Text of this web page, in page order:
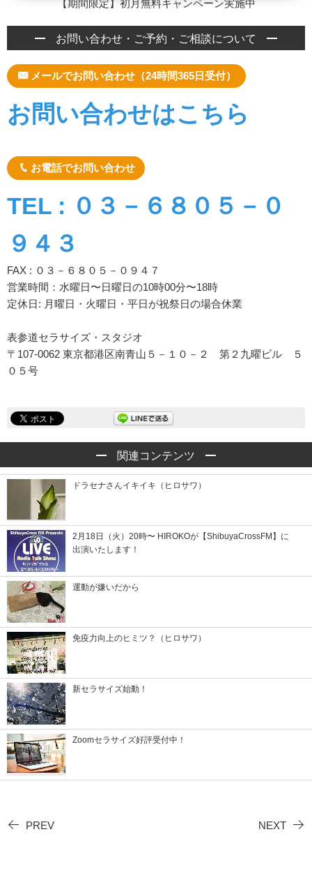
【期間限定】初月無料キャンペーン実施中
お問い合わせ・ご予約・ご相談について
メールでお問い合わせ（24時間365日受付）
お問い合わせはこちら
お電話でお問い合わせ
TEL : ０３－６８０５－０
９４３
FAX : ０３－６８０５－０９４７
営業時間：水曜日〜日曜日の10時00分〜18時
定休日: 月曜日・火曜日・平日が祝祭日の場合休業
表参道セラサイズ・スタジオ
〒107-0062 東京都港区南青山５－１０－２ 第２九曜ビル ５
０５号
関連コンテンツ
ドラセナさんイキイキ（ヒロサワ）
2月18日（火）20時〜 HIROKOが【ShibuyaCrossFM】に
出演いたします！
運動が嫌いだから
免疫力向上のヒミツ？（ヒロサワ）
新セラサイズ始動！
Zoomセラサイズ好評受付中！
PREV NEXT